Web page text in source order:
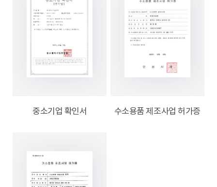
중소기업 확인서 수소용품 제조사업 허가증